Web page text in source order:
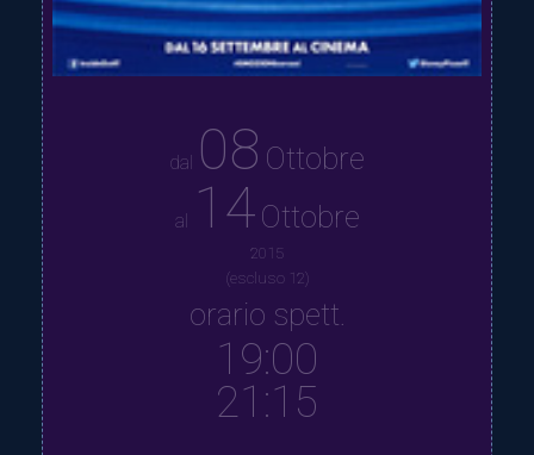
dal 08 Ottobre
al 14 Ottobre
2015
(escluso 12)
orario spett.
19:00
21:15